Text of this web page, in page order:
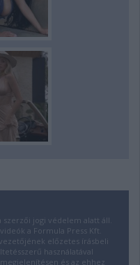
jogi védelem alatt áll.
a Formula Press Kft.
előzetes írásbeli
használatával
és az ehhez